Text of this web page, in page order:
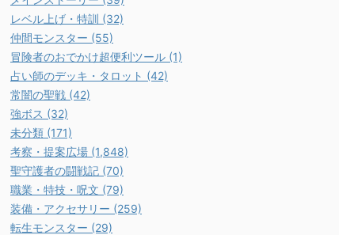
レベル上げ・特訓 (32)
仲間モンスター (55)
冒険者のおでかけ超便利ツール (1)
占い師のデッキ・タロット (42)
常闇の聖戦 (42)
強ボス (32)
未分類 (171)
考察・提案広場 (1,848)
聖守護者の闘戦記 (70)
職業・特技・呪文 (79)
装備・アクセサリー (259)
転生モンスター (29)